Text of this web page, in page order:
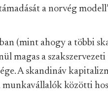
a norvég
(mint ahogy a többi
magas a
A skandináv
munkavállalók közötti